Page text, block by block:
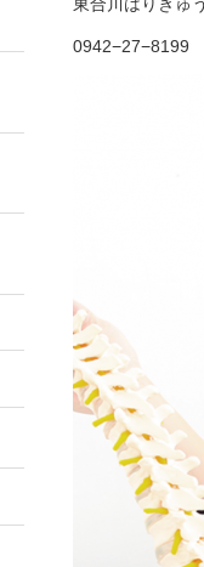
0942−27−8199